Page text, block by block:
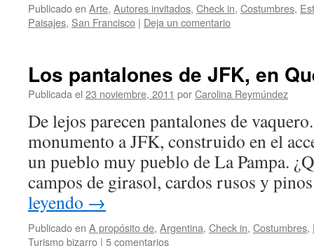
Publicado en Arte, Autores invitados, Check in, Costumbres,
Paisajes, San Francisco | Deja un comentario
Los pantalones de JFK, en
Publicada el 23 noviembre, 2011 porCarolina Reymúndez
De lejos parecen pantalones de
monumento a JFK, construido en el
un pueblo muy pueblo de La Pampa.
campos de girasol, cardos rusos y
leyendo →
Publicado en A propósito de, Argentina, Check in, Costumbres,
Turismo bizarro | 5 comentarios